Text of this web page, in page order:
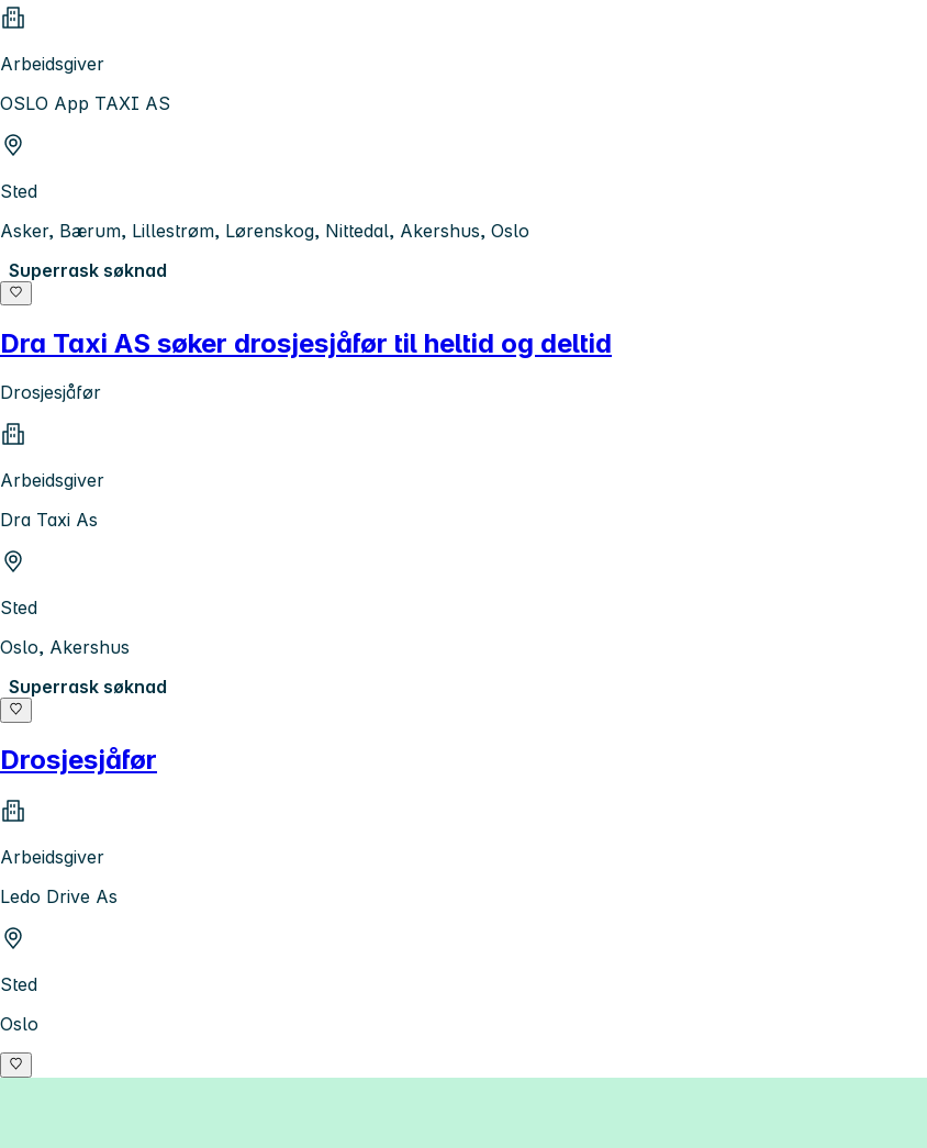
Arbeidsgiver
OSLO App TAXI AS
Sted
Asker, Bærum, Lillestrøm, Lørenskog, Nittedal, Akershus, Oslo
Superrask søknad
Dra Taxi AS søker drosjesjåfør til heltid og deltid
Drosjesjåfør
Arbeidsgiver
Dra Taxi As
Sted
Oslo, Akershus
Superrask søknad
Drosjesjåfør
Arbeidsgiver
Ledo Drive As
Sted
Oslo